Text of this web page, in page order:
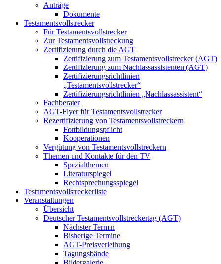
Anträge
Dokumente
Testamentsvollstrecker
Für Testamentsvollstrecker
Zur Testamentsvollstreckung
Zertifizierung durch die AGT
Zertifizierung zum Testamentsvollstrecker (AGT)
Zertifizierung zum Nachlassassistenten (AGT)
Zertifizierungsrichtlinien
„Testamentsvollstrecker“
Zertifizierungsrichtlinien „Nachlassassistent“
Fachberater
AGT-Flyer für Testamentsvollstrecker
Rezertifizierung von Testamentsvollstreckern
Fortbildungspflicht
Kooperationen
Vergütung von Testamentsvollstreckern
Themen und Kontakte für den TV
Spezialthemen
Literaturspiegel
Rechtsprechungsspiegel
Testamentsvollstreckerliste
Veranstaltungen
Übersicht
Deutscher Testamentsvollstreckertag (AGT)
Nächster Termin
Bisherige Termine
AGT-Preisverleihung
Tagungsbände
Bildergalerie